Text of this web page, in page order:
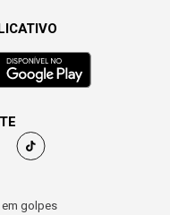
em golpes